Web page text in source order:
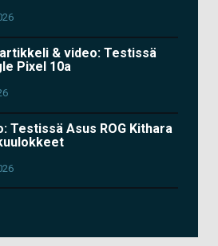
& video: Testissä
Pixel 10a
Testissä Asus ROG Kithara